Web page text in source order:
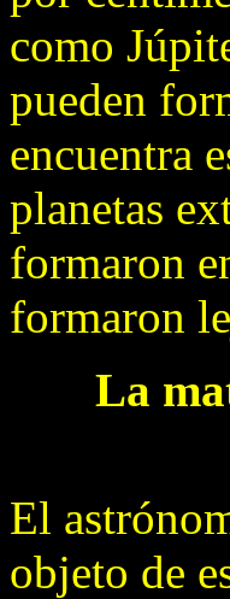
como
pueden
encuentra
planetas
formaron
formaron
La
El
objeto de